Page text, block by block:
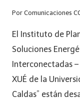
Por Comunicaciones
El Instituto de
Soluciones
Interconectadas
XUÉ de la
Caldas” están